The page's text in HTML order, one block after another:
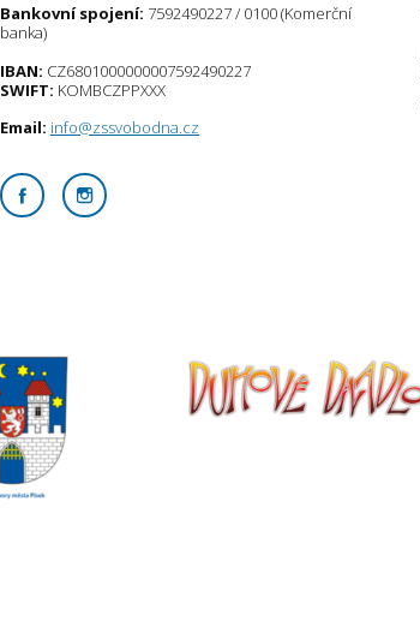
Bankovní spojení: 7592490227 / 0100 (Komerční
banka)
IBAN: CZ6801000000007592490227
SWIFT: KOMBCZPPXXX
Email: info@zssvobodna.cz